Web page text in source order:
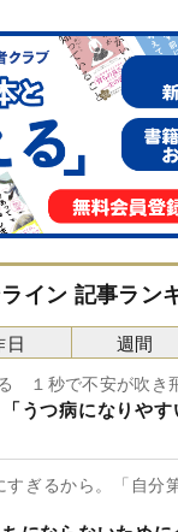
イン 記事ラン
１秒で不安が吹き
「うつ病になりや
すぎるから。「自分
日 週間